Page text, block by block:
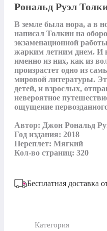
Рональд Руэл
В земле была нора, а в
написал Толкин на
экзаменационной
жарким летним днем. И
именно из них, как из
произрастет одно из
мировой литературы.
детей, и взрослых,
невероятное
ощущение
Aвтор: Джон Рональд
Год издания: 2018
Переплет: Мягкий
Кол-во страниц: 320
Бесплатная доставка
Категория